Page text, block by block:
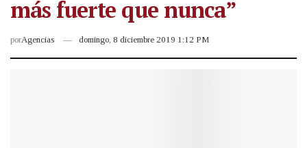
más fuerte que nunca”
porAgencias domingo, 8 diciembre 2019 1:12 PM